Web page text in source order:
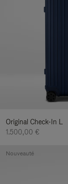
Original Check-In L
1.500,00 €
Nouveauté